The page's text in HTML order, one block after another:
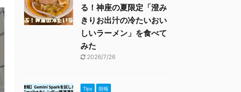
る！神座の夏限定「澄み
きりお出汁の冷たいおい
しいラーメン」を食べて
みた
2026/7/26
Tips 朗報